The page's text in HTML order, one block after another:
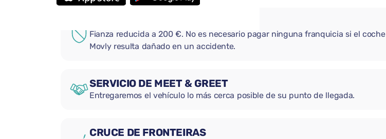
Fianza reducida a 200 €. No es necesario pagar ninguna franquicia si el coche
Movly resulta dañado en un accidente.
SERVICIO DE MEET & GREET
Entregaremos el vehículo lo más cerca posible de su punto de llegada.
CRUCE DE FRONTEIRAS